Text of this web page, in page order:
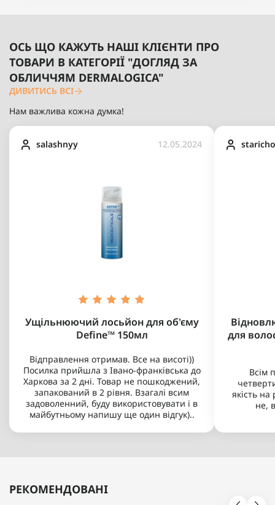
ОСЬ ЩО КАЖУТЬ НАШІ КЛІЄНТИ ПРО
ТОВАРИ В КАТЕГОРІЇ "ДОГЛЯД ЗА
ОБЛИЧЧЯМ DERMALOGICA"
ДИВИТИСЬ ВСІ
Нам важлива кожна думка!
salashnyy 12.05.2024
Ущільнюючий лосьйон для об'єму
Define™ 150мл
Відправлення отримав. Все на висоті))
Посилка прийшла з Івано-франківська до
Харкова за 2 дні. Товар не пошкоджений,
запакований в 2 рівня. Взагалі всим
задоволенний, буду використовувати і в
майбутньому напишу ще один відгук)..
для
Всім
якість
не,
РЕКОМЕНДОВАНІ